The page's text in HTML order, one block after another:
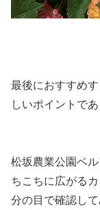
最後におすすめ
しいポイントであ
松坂農業公園ベ
ちこちに広がる
分の目で確認して